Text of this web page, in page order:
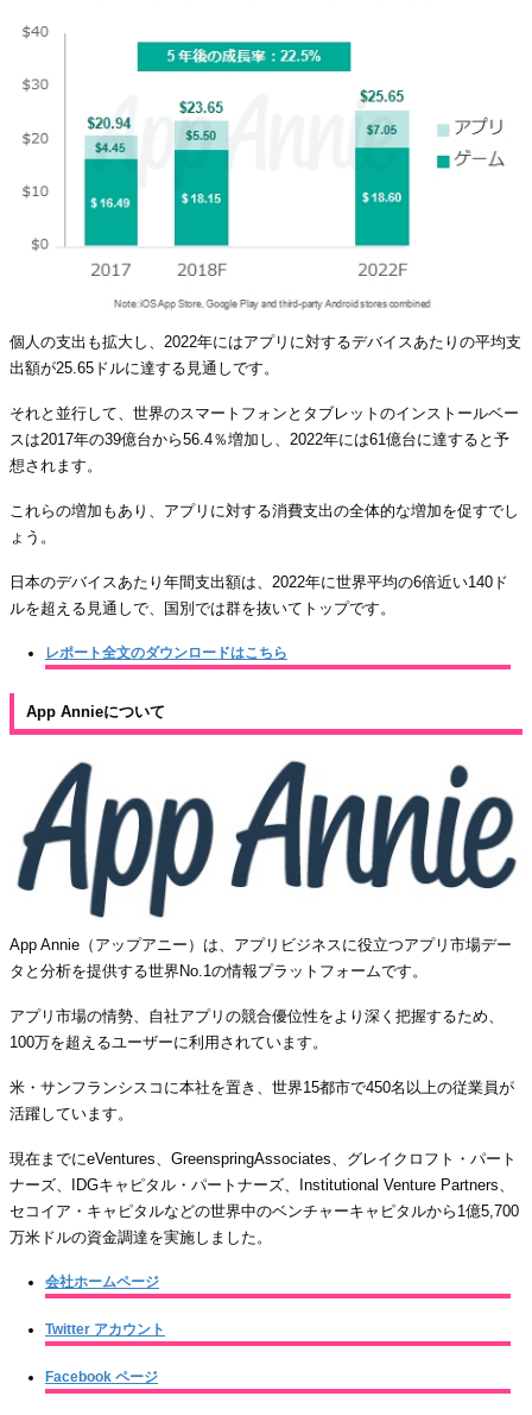
個人の支出も拡大し、2022年にはアプリに対するデバイスあたりの平均支
出額が25.65ドルに達する見通しです。
それと並行して、世界のスマートフォンとタブレットのインストールベー
スは2017年の39億台から56.4％増加し、2022年には61億台に達すると予
想されます。
これらの増加もあり、アプリに対する消費支出の全体的な増加を促すでし
ょう。
日本のデバイスあたり年間支出額は、2022年に世界平均の6倍近い140ド
ルを超える見通しで、国別では群を抜いてトップです。
レポート全文のダウンロードはこちら
App Annieについて
App Annie（アップアニー）は、アプリビジネスに役立つアプリ市場デー
タと分析を提供する世界No.1の情報プラットフォームです。
アプリ市場の情勢、自社アプリの競合優位性をより深く把握するため、
100万を超えるユーザーに利用されています。
米・サンフランシスコに本社を置き、世界15都市で450名以上の従業員が
活躍しています。
現在までにeVentures、GreenspringAssociates、グレイクロフト・パート
ナーズ、IDGキャピタル・パートナーズ、Institutional Venture Partners、
セコイア・キャピタルなどの世界中のベンチャーキャピタルから1億5,700
万米ドルの資金調達を実施しました。
会社ホームページ
Twitter アカウント
Facebook ページ